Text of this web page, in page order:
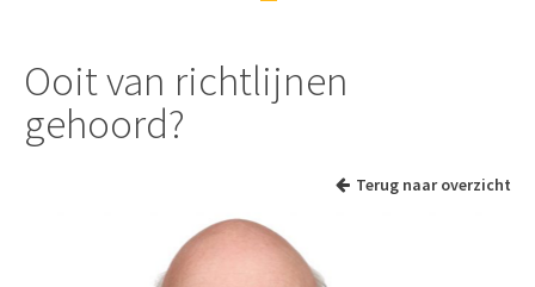
Ooit van richtlijnen
gehoord?
Terug naar overzicht